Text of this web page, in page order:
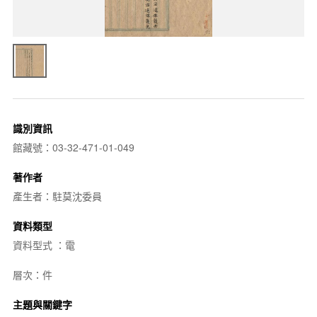
識別資訊
館藏號：03-32-471-01-049
著作者
產生者：駐莫沈委員
資料類型
資料型式 ：電
層次：件
主題與關鍵字